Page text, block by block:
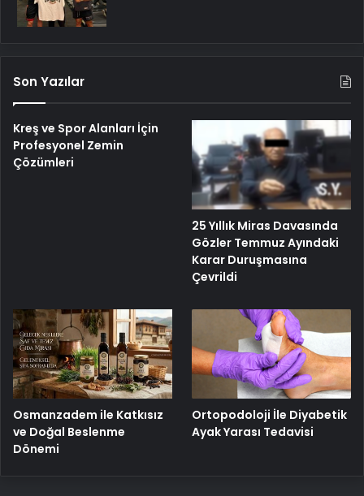
Son Yazılar
Kreş ve Spor Alanları İçin
Profesyonel Zemin
Çözümleri
25 Yıllık Miras Davasında
Gözler Temmuz Ayındaki
Karar Duruşmasına
Çevrildi
Osmanzadem ile Katkısız
ve Doğal Beslenme
Dönemi
Ortopodoloji İle Diyabetik
Ayak Yarası Tedavisi